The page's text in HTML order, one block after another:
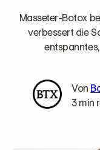
Masseter-Botox
verbessert die
Von
3 min